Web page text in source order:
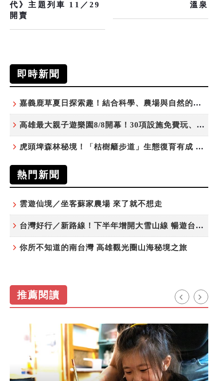
代》主題列車 11／29
開賣
溫泉
即時新聞
嘉義鹿草夏日探索趣！結合科學、農場與自然的親子小旅行
高雄最大親子遊樂園8/8開幕！30項設施免費玩、YOYO家族嗨翻暑假
虎頭埤森林秘境！「枯樹籬步道」生態復育有成 走進大自然生命教室
熱門新聞
雲遊仙境／坐客蘇家農場 來了就不想走
台灣好行／新路線！下半年增開大雪山線 暢遊台中更便利
你所不知道的南台灣 高雄觀光圈山海秘境之旅
推薦閱讀